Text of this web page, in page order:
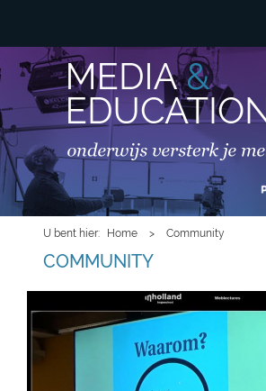
Overslaan en naar de
inhoud gaan
HOOFDMENU
U bent hier Home > Community
COMMUNITY